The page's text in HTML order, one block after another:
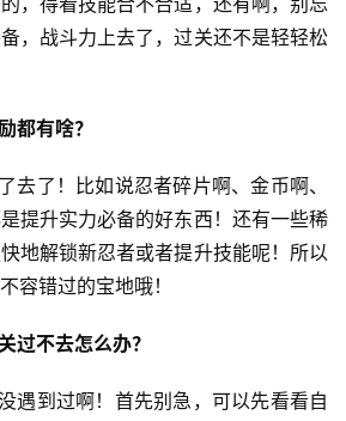
，战斗力上去了，过关还不是轻轻松
都有啥？
去了！比如说忍者碎片啊、金币啊、
提升实力必备的好东西！还有一些稀
地解锁新忍者或者提升技能呢！所以
容错过的宝地哦！
过不去怎么办？
遇到过啊！首先别急，可以先看看自